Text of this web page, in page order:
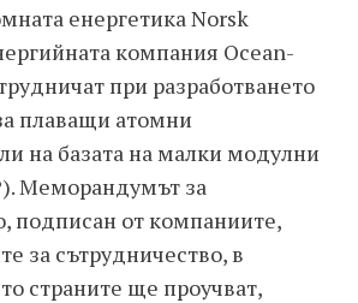
енергетика Norsk
компания Ocean-
при разработването
плаващи атомни
на базата на малки модулни
Меморандумът за
подписан от компаниите,
за сътрудничество, в
страните ще проучват,